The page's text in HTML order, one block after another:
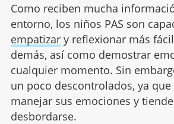
Como reciben mucha
entorno, los niños PAS son
empatizary reflexionar más
demás, así como demostrar
cualquier momento. Sin
un poco descontrolados, ya que
manejar sus emociones y
desbordarse.